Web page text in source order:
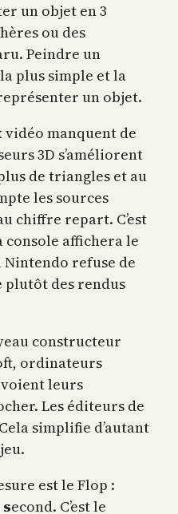
un objet en 3
ou des
Peindre un
plus simple et la
un objet.
vidéo manquent de
3D s’améliorent
de triangles et au
les sources
chiffre repart. C’est
affichera le
Nintendo refuse de
plutôt des rendus
constructeur
ordinateurs
leurs
Les éditeurs de
simplifie d’autant
est le Flop :
second. C’est le